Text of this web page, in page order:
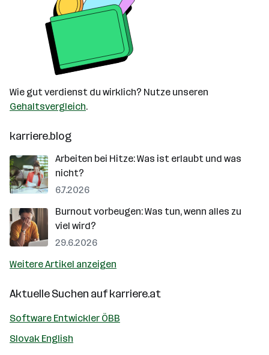
Wie gut verdienst du wirklich? Nutze unseren
Gehaltsvergleich.
karriere.blog
Arbeiten bei Hitze: Was ist erlaubt und was
nicht?
6.7.2026
Burnout vorbeugen: Was tun, wenn alles zu
viel wird?
29.6.2026
Weitere Artikel anzeigen
Aktuelle Suchen aufkarriere.at
Software Entwickler ÖBB
Slovak English